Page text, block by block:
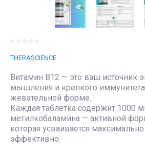
THERASCIENCE
Витамин B12 — это ваш источник
мышления и крепкого
жевательной форме.
Каждая таблетка содержит 1000
метилкобаламина — активной
которая усваивается
эффективно.